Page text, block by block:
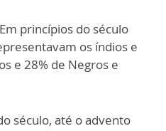
princípios do século
os índios e
e 28% de Negros e
século, até o advento